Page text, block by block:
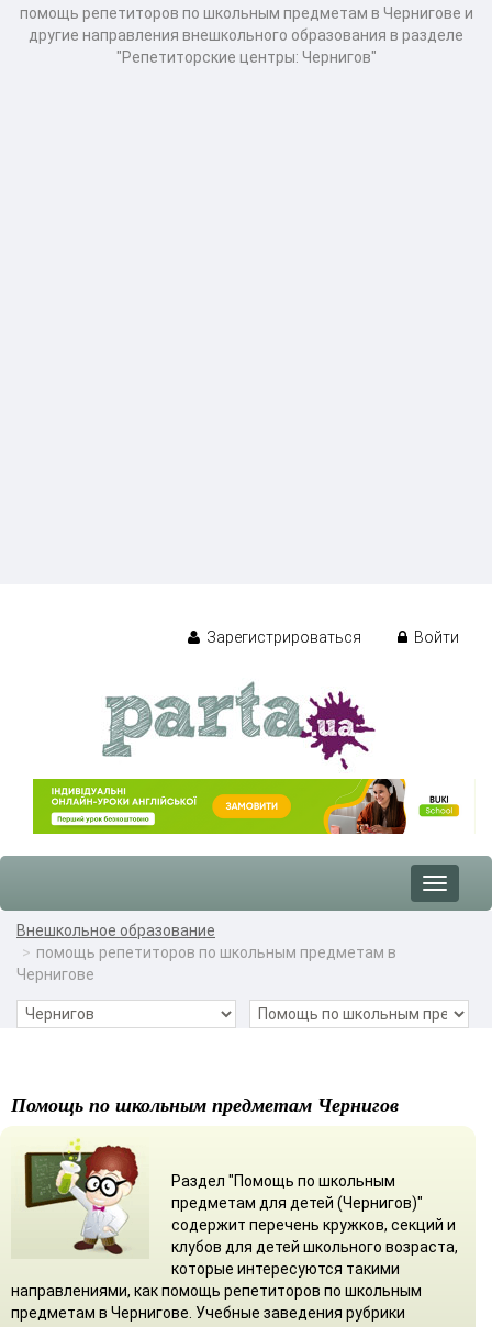
помощь репетиторов по школьным предметам в Чернигове и
другие направления внешкольного образования в разделе
"Репетиторские центры: Чернигов"
Зарегистрироваться Войти
Toggle
Внешкольное образование
помощь репетиторов по школьным предметам в
Чернигове
Помощь по школьным предметам Чернигов
Раздел "Помощь по школьным
предметам для детей (Чернигов)"
содержит перечень кружков, секций и
клубов для детей школьного возраста,
которые интересуются такими
направлениями, как помощь репетиторов по школьным
предметам в Чернигове. Учебные заведения рубрики